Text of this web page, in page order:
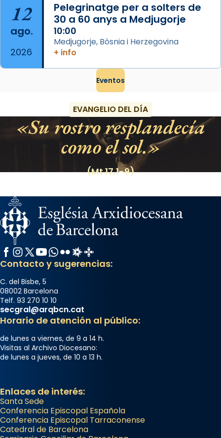
12
ago.
2026
Pelegrinatge per a solters de
30 a 60 anys a Medjugorje
10:00
Medjugorje, Bòsnia i Herzegovina
+ info
Eventos
EVANGELIO DEL DÍA
Su rostro resplandecía
como el sol.
(Mt 17,1-9)
Facebook
Instagram
X / Twitter
YouTube
WhatsApp
FlickrRadio Estel
Catalunya Cristiana
Contacto y sugerencias:
C. del Bisbe, 5
08002 Barcelona
Telf. 93 270 10 10
secgral@arqbcn.cat
Horario de atención al público:
de lunes a viernes, de 9 a 14 h.
Visitas al Archivo Diocesano:
de lunes a jueves, de 10 a 13 h.
Enlaces de interés:
Santa Sede
Conferencia Episcopal Española
Conferencia Episcopal Tarraconense
Catedral de Barcelona